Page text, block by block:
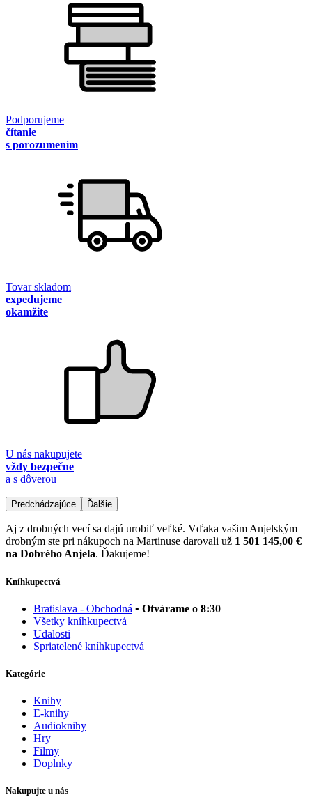
Podporujeme
čítanie
s porozumením
Tovar skladom
expedujeme
okamžite
U nás nakupujete
vždy bezpečne
a s dôverou
Predchádzajúce Ďalšie
Aj z drobných vecí sa dajú urobiť veľké. Vďaka vašim Anjelským
drobným ste pri nákupoch na Martinuse darovali už 1 501 145,00 €
na Dobrého Anjela. Ďakujeme!
Kníhkupectvá
Bratislava - Obchodná • Otvárame o 8:30
Všetky kníhkupectvá
Udalosti
Spriatelené kníhkupectvá
Kategórie
Knihy
E-knihy
Audioknihy
Hry
Filmy
Doplnky
Nakupujte u nás